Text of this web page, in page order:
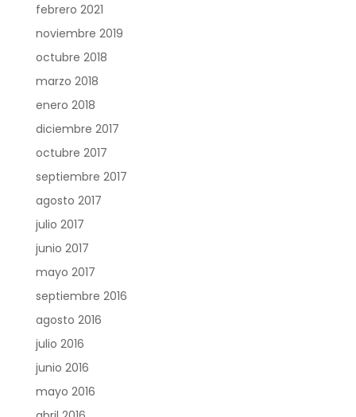
febrero 2021
noviembre 2019
octubre 2018
marzo 2018
enero 2018
diciembre 2017
octubre 2017
septiembre 2017
agosto 2017
julio 2017
junio 2017
mayo 2017
septiembre 2016
agosto 2016
julio 2016
junio 2016
mayo 2016